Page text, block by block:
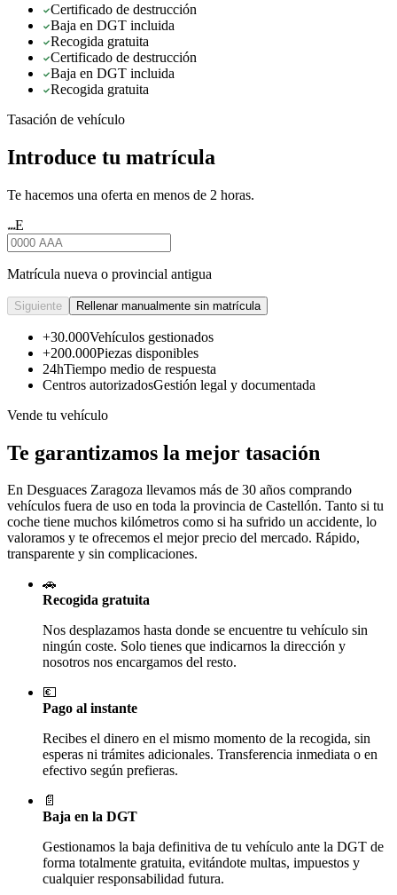
Certificado de destrucción
Baja en DGT incluida
Recogida gratuita
Certificado de destrucción
Baja en DGT incluida
Recogida gratuita
Tasación de vehículo
Introduce tu matrícula
Te hacemos una oferta en menos de 2 horas.
★★★E
Matrícula nueva o provincial antigua
Siguiente Rellenar manualmente sin matrícula
+30.000Vehículos gestionados
+200.000Piezas disponibles
24hTiempo medio de respuesta
Centros autorizadosGestión legal y documentada
Vende tu vehículo
Te garantizamos la mejor tasación
En Desguaces Zaragoza llevamos más de 30 años comprando
vehículos fuera de uso en toda la provincia de Castellón. Tanto si tu
coche tiene muchos kilómetros como si ha sufrido un accidente, lo
valoramos y te ofrecemos el mejor precio del mercado. Rápido,
transparente y sin complicaciones.
🚗
Recogida gratuita
Nos desplazamos hasta donde se encuentre tu vehículo sin
ningún coste. Solo tienes que indicarnos la dirección y
nosotros nos encargamos del resto.
💶
Pago al instante
Recibes el dinero en el mismo momento de la recogida, sin
esperas ni trámites adicionales. Transferencia inmediata o en
efectivo según prefieras.
📄
Baja en la DGT
Gestionamos la baja definitiva de tu vehículo ante la DGT de
forma totalmente gratuita, evitándote multas, impuestos y
cualquier responsabilidad futura.